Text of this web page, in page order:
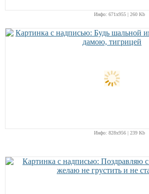
Инфо: 671х955 | 260 Kb
Инфо: 828х956 | 239 Kb